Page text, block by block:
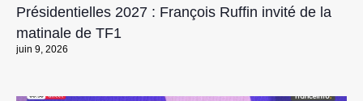
Présidentielles 2027 : François Ruffin invité de la
matinale de TF1
juin 9, 2026